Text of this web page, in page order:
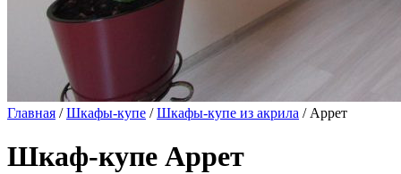
Главная /Шкафы-купе /Шкафы-купе из акрила / Аррет
Шкаф-купе Аррет